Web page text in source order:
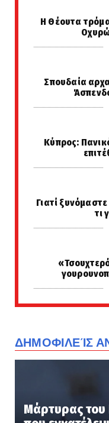
H Θέουτα
Σπουδαία
Κύπρος:
Γιατί
τι
Άρειος Πάγος:
η
ΔΗΜΟΦΙΛΕΊΣ
Μάρτυρας του